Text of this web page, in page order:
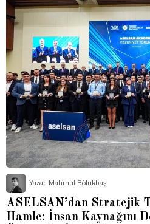
Yazar: Mahmut Bölükbaş
ASELSAN’dan Stratejik
Hamle: İnsan Kaynağını